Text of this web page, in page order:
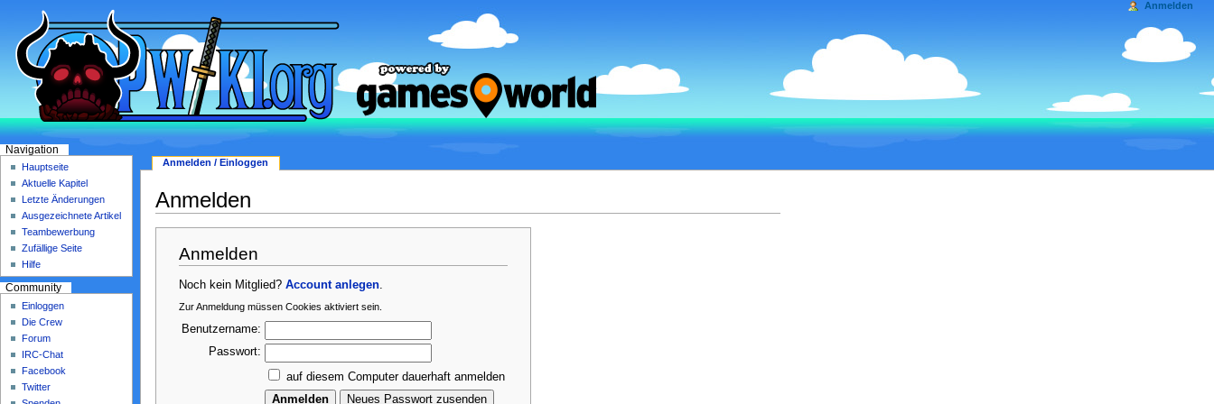
Anmelden
Anmelden
Noch kein Mitglied?Account anlegen
Zur Anmeldung müssen Cookies aktiviert sein.
Benutzername:
Passwort:
auf diesem Computer dauerhaft anmelden
Anmelden / Einloggen
Anmelden
Navigation
Hauptseite
Aktuelle Kapitel
Letzte Änderungen
Ausgezeichnete Artikel
Teambewerbung
Zufällige Seite
Hilfe
Community
Einloggen
Die Crew
Forum
IRC-Chat
Facebook
Twitter